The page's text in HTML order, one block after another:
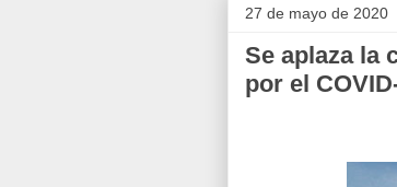
27 de mayo de 2020
Se aplaza la
por el